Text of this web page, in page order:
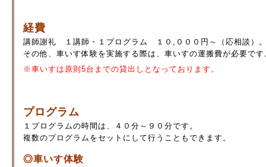
経費
講師謝礼 １講師・１プログラム １０,０００円～（応相談）
その他、車いす体験を実施する際は、車いすの運搬費が必要です
※車いすは原則5台までの貸出しとなっております。
プログラム
１プログラムの時間は、４０分～９０分です。
複数のプログラムをセットにして行うこともできます。
◎車いす体験